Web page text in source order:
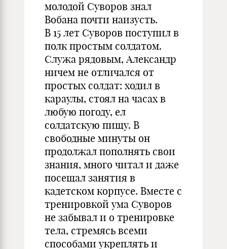
молодой Суворов знал
Вобана почти наизусть.
В 15 лет Суворов поступил в
полк простым солдатом.
Служа рядовым, Александр
ничем не отличался от
простых солдат: ходил в
караулы, стоял на часах в
любую погоду, ел
солдатскую пищу. В
свободные минуты он
продолжал пополнять свои
знания, много читал и даже
посещал занятия в
кадетском корпусе. Вместе с
тренировкой ума Суворов
не забывал и о тренировке
тела, стремясь всеми
способами укреплять и